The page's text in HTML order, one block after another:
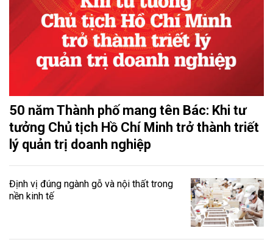
50 năm Thành phố mang tên Bác: Khi tư
tưởng Chủ tịch Hồ Chí Minh trở thành triết
lý quản trị doanh nghiệp
Định vị đúng ngành gỗ và nội thất trong
nền kinh tế